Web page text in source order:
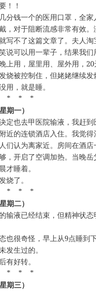
！！
分钱一个的医用口罩，全家
，对于阻断流感非常有效。
写不了这篇文章了。夫人淘
说可以用一辈子，结果我们
上用，屋里用、屋外用，20
烧被控制住，但姥姥继续
用，就是睡。
* * *
期一）
定也去甲医院输液，我赶
近的连锁酒店入住。我觉得
们认为离家近。房间在酒
，开启了空调加热。当晚岳
才睡着。
烧了。
* * *
期二）
输液已经结束，但精神状态
也很奇怪，早上从9点睡到
发生过的。
有好转。
* * *
期三）